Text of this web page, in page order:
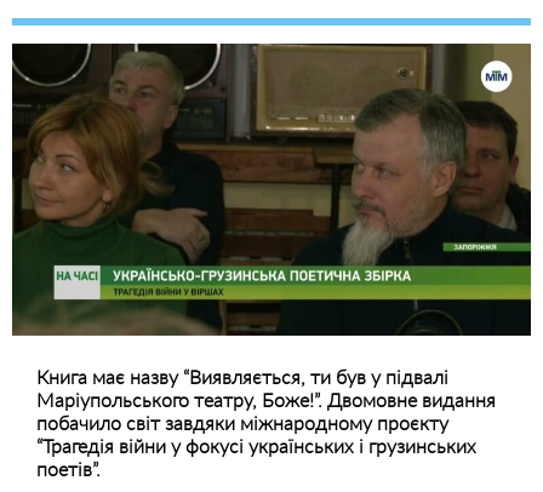
Книга має назву “Виявляється, ти був у підвалі
Маріупольського театру, Боже!”. Двомовне видання
побачило світ завдяки міжнародному проєкту
“Трагедія війни у фокусі українських і грузинських
поетів”.